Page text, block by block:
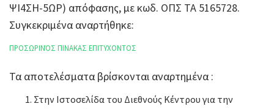
ΨΙ4ΣΗ-5ΩΡ) απόφασης, με κωδ. ΟΠΣ ΤΑ 5165728.
Συγκεκριμένα αναρτήθηκε:
ΠΡΟΣΩΡΙΝΌΣ ΠΙΝΑΚΑΣ ΕΠΙΤΥΧΟΝΤΟΣ
Τα αποτελέσματα βρίσκονται αναρτημένα :
Στην Ιστοσελίδα του Διεθνούς Κέντρου για την